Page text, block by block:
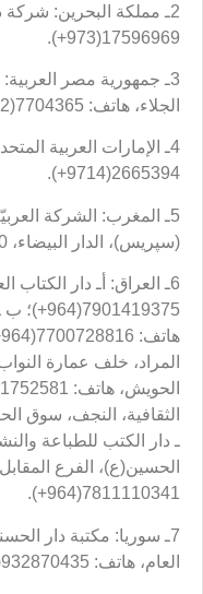
2ـ مملكة البحرين: شركة
17596969(973+).
3ـ جمهورية مصر
الجلاء، هاتف: 7704365(202+).
4ـ الإمارات العربية
2665394(9714+).
5ـ المغرب: الشركة
(سپريس)، الدار البيضاء، 70 زنقة سجلماسة.
6ـ العراق: أـ دار الكتاب
المراد، خلف عمارة
ـ دار الكتب للطباعة
الحسين(ع)، الفرع
7811110341(964+).
7ـ سوريا: مكتبة دار
العام، هاتف: 932870435(963+).